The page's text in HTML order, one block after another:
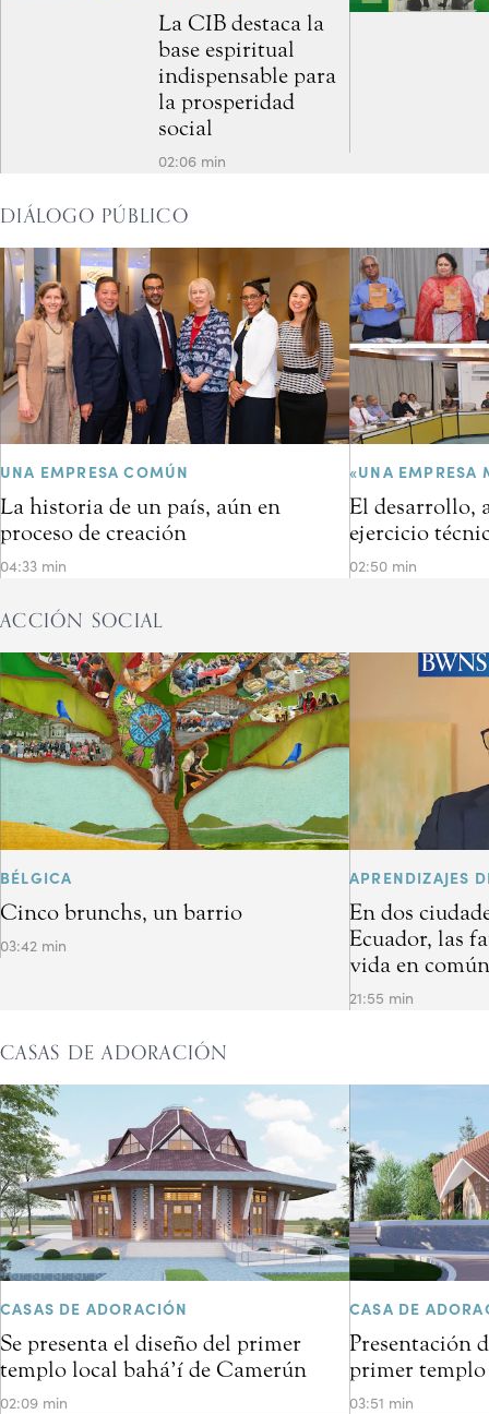
La CIB destaca la
base espiritual
indispensable para
la prosperidad
social
02:06 min
DIÁLOGO PÚBLICO
UNA EMPRESA COMÚN
La historia de un país, aún en
proceso de creación
04:33 min
«UNA EMPRESA
El desarrollo,
ejercicio
02:50 min
ACCIÓN SOCIAL
BÉLGICA
Cinco brunchs, un barrio
03:42 min
APRENDIZAJES
En dos
Ecuador, las
vida en
21:55 min
CASAS DE ADORACIÓN
CASAS DE ADORACIÓN
Se presenta el diseño del primer
templo local bahá’í de Camerún
02:09 min
CASA DE
Presentación
primer templo
03:51 min